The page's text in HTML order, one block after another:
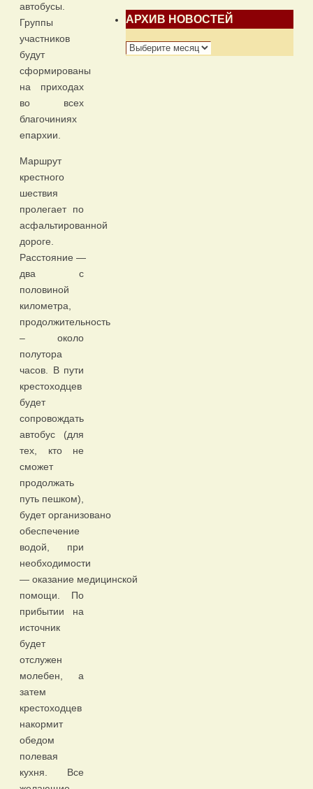
автобусы.
Группы
участников
будут
сформированы
на приходах
во всех
благочиниях
епархии.
Маршрут
крестного
шествия
пролегает по
асфальтированной
дороге.
Расстояние —
два с
половиной
километра,
продолжительность
– около
полутора
часов. В пути
крестоходцев
будет
сопровождать
автобус (для
тех, кто не
сможет
продолжать
путь пешком),
будет организовано
обеспечение
водой, при
необходимости
— оказание медицинской
помощи. По
прибытии на
источник
будет
отслужен
молебен, а
затем
крестоходцев
накормит
обедом
полевая
кухня. Все
АРХИВ НОВОСТЕЙ
АРХИВ